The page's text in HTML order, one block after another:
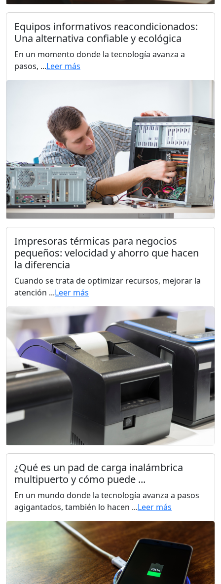
Equipos informativos reacondicionados:
Una alternativa confiable y ecológica
En un momento donde la tecnología avanza a
pasos, ...Leer más
Impresoras térmicas para negocios
pequeños: velocidad y ahorro que hacen
la diferencia
Cuando se trata de optimizar recursos, mejorar la
atención ...Leer más
¿Qué es un pad de carga inalámbrica
multipuerto y cómo puede ...
En un mundo donde la tecnología avanza a pasos
agigantados, también lo hacen ...Leer más